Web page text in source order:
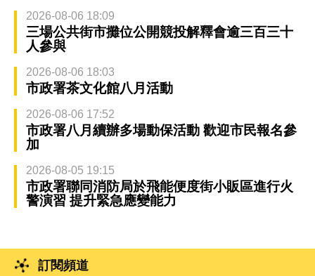
2026-08-06 18:09
三場公共街市攤位公開競投解釋會逾三百三十
人參與
2026-08-06 18:03
市政署茶文化館八月活動
2026-08-06 17:52
市政署八月續辦多場動保活動 歡迎市民報名參
加
2026-08-05 19:15
市政署聯同消防局於飛能便度街小販區進行火
警演習 提升緊急應變能力
訂閱頻道